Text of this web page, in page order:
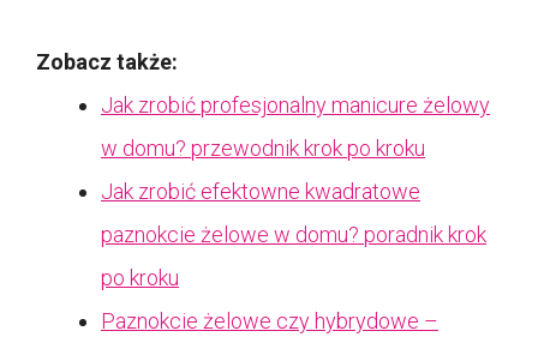
Zobacz także:
Jak zrobić profesjonalny manicure żelowy
w domu? przewodnik krok po kroku
Jak zrobić efektowne kwadratowe
paznokcie żelowe w domu? poradnik krok
po kroku
Paznokcie żelowe czy hybrydowe –